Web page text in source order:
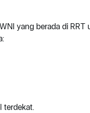
yang berada di
terdekat.